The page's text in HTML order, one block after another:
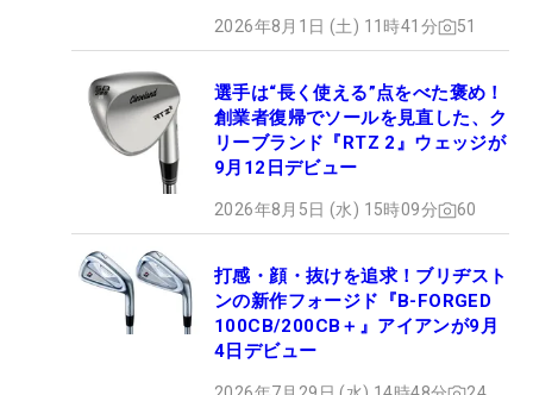
2026年8月1日 (土) 11時41分 51
選手は“長く使える”点をべた褒め！
創業者復帰でソールを見直した、ク
リーブランド『RTZ 2』ウェッジが
9月12日デビュー
2026年8月5日 (水) 15時09分 60
打感・顔・抜けを追求！ブリヂスト
ンの新作フォージド『B-FORGED
100CB/200CB＋』アイアンが9月
4日デビュー